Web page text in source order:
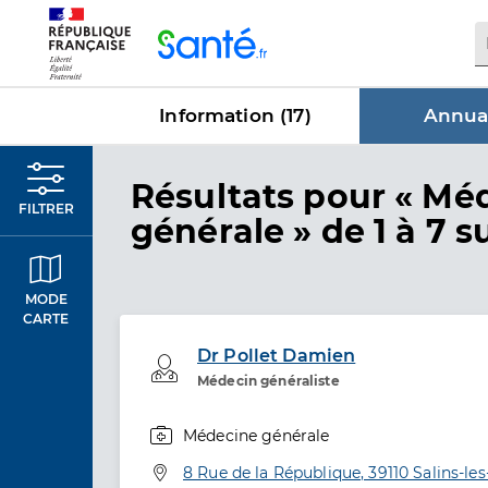
Information (17)
FILTRER
MODE
CARTE
Résultats dans
pour «
générale » de 1 à 7
Dr Pollet Damien
Médecin généraliste
Professionel de santé
Médecine générale
Adresse
8 Rue de la République, 39110 Salins-
Panneau de gestion des cookies